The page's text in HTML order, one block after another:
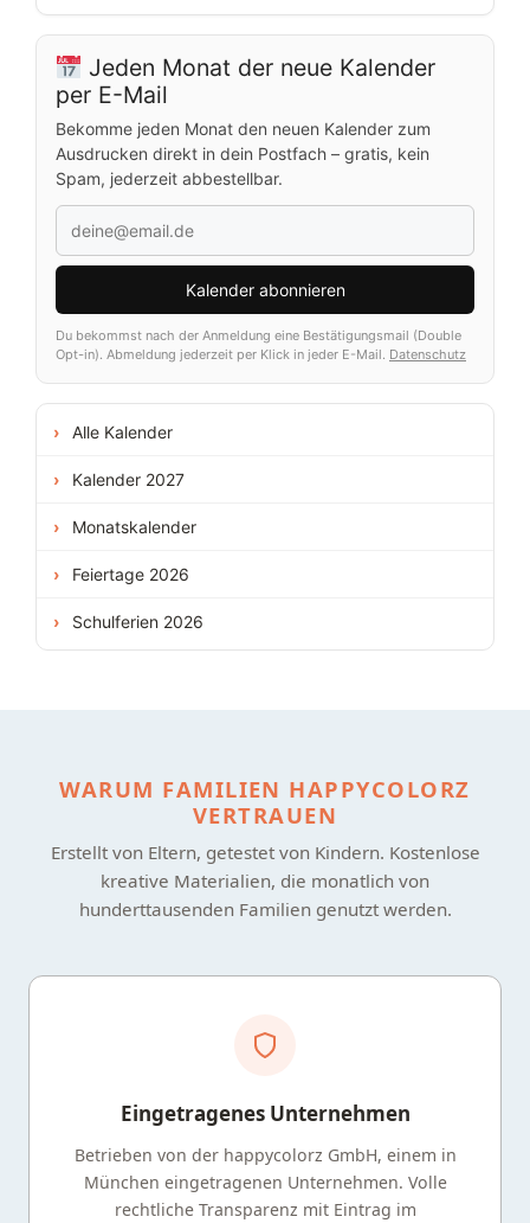
Jeden Monat der neue Kalender
per E-Mail
Bekomme jeden Monat den neuen Kalender zum
Ausdrucken direkt in dein Postfach – gratis, kein
Spam, jederzeit abbestellbar.
Kalender abonnieren
Du bekommst nach der Anmeldung eine Bestätigungsmail (Double
Opt-in). Abmeldung jederzeit per Klick in jeder E-Mail. Datenschutz
Alle Kalender
Kalender 2027
Monatskalender
Feiertage 2026
Schulferien 2026
WARUM FAMILIEN HAPPYCOLORZ
VERTRAUEN
Erstellt von Eltern, getestet von Kindern. Kostenlose
kreative Materialien, die monatlich von
hunderttausenden Familien genutzt werden.
Eingetragenes Unternehmen
Betrieben von der happycolorz GmbH, einem in
München eingetragenen Unternehmen. Volle
rechtliche Transparenz mit Eintrag im